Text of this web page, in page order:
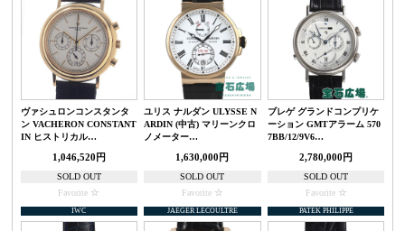
ヴァシュロンコンスタンタ
ン VACHERON CONSTANT
IN ヒストリカル…
1,046,520円
SOLD OUT
Favorite
ユリス ナルダン ULYSSE N
ARDIN (中古) マリーンクロ
ノメーター…
1,630,000円
SOLD OUT
Favorite
ブレゲ グランドコンプリケ
ーション GMTアラーム 570
7BB/12/9V6…
2,780,000円
SOLD OUT
Favorite
IWC JAEGER LECOULTRE PATEK PHILIPPE